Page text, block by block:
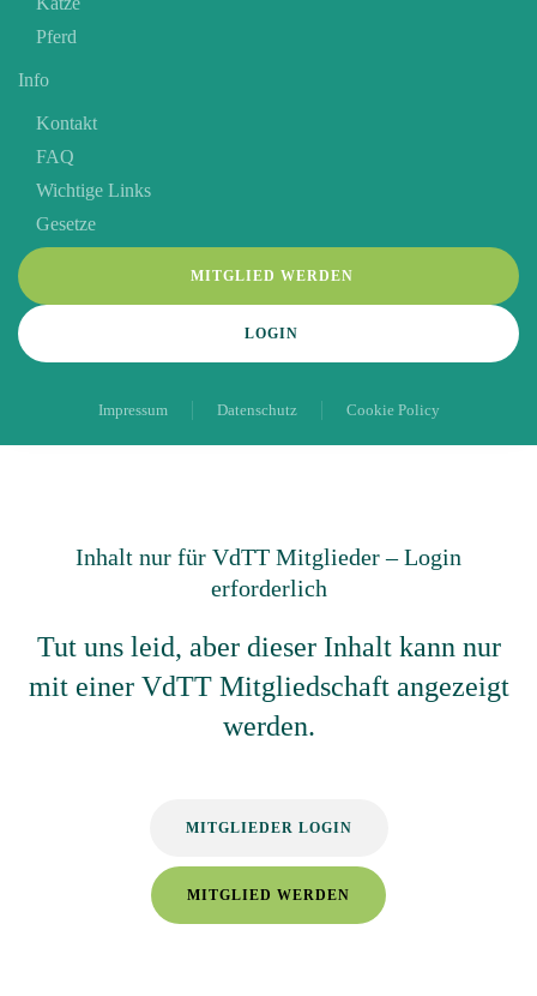
Pferd
Info
Kontakt
FAQ
Wichtige Links
Gesetze
MITGLIED WERDEN
LOGIN
Impressum Datenschutz Cookie Policy
Inhalt nur für VdTT Mitglieder – Login
erforderlich
Tut uns leid, aber dieser Inhalt kann nur
mit einer VdTT Mitgliedschaft angezeigt
werden.
MITGLIEDER LOGIN
MITGLIED WERDEN